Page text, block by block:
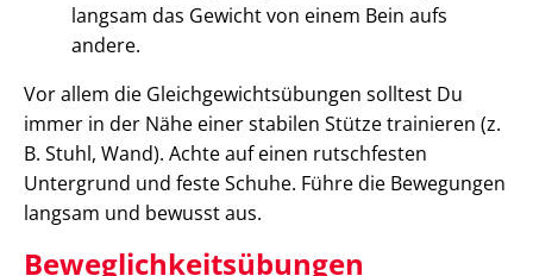
langsam das Gewicht von einem Bein aufs
andere.
Vor allem die Gleichgewichtsübungen solltest Du
immer in der Nähe einer stabilen Stütze trainieren (z.
B. Stuhl, Wand). Achte auf einen rutschfesten
Untergrund und feste Schuhe. Führe die Bewegungen
langsam und bewusst aus.
Beweglichkeitsübungen